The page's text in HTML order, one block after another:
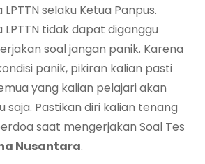
selaku Ketua Panpus.
tidak dapat diganggu
soal jangan panik. Karena
panik, pikiran kalian pasti
yang kalian pelajari akan
saja. Pastikan diri kalian tenang
saat mengerjakan Soal Tes
Nusantara.